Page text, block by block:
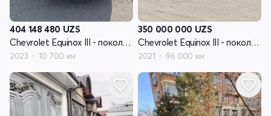
404 148 480 UZS
Chevrolet Equinox III - поколение рестайлинг
2023 10 700 км
350 000 000 UZS
Chevrolet Equinox III - поколение рестайлинг
2021 96 000 км